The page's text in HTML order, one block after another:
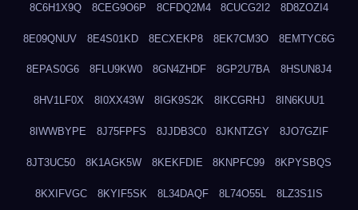
8C6H1X9Q 8CEG9O6P 8CFDQ2M4 8CUCG2I2 8D8ZOZI4
8E09QNUV 8E4S01KD 8ECXEKP8 8EK7CM3O 8EMTYC6G
8EPAS0G6 8FLU9KW0 8GN4ZHDF 8GP2U7BA 8HSUN8J4
8HV1LF0X 8I0XX43W 8IGK9S2K 8IKCGRHJ 8IN6KUU1
8IWWBYPE 8J75FPFS 8JJDB3C0 8JKNTZGY 8JO7GZIF
8JT3UC50 8K1AGK5W 8KEKFDIE 8KNPFC99 8KPYSBQS
8KXIFVGC 8KYIF5SK 8L34DAQF 8L74O55L 8LZ3S1IS